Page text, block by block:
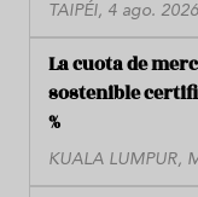
TAIPÉI, 4 ago.
La cuota de
sostenible
%
KUALA LUMPUR,